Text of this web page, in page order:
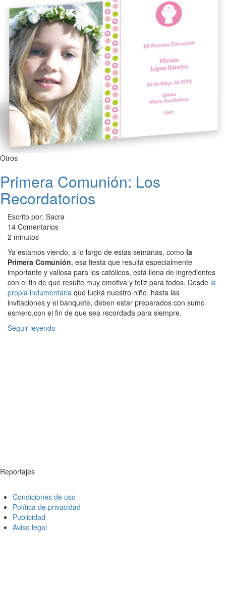
Otros
Primera Comunión: Los
Recordatorios
Escrito por: Sacra
14 Comentarios
2 minutos
Ya estamos viendo, a lo largo de estas semanas, como la
Primera Comunión, esa fiesta que resulta especialmente
importante y valiosa para los católicos, está llena de ingredientes
con el fin de que resulte muy emotiva y feliz para todos. Desde la
propia indumentaria que lucirá nuestro niño, hasta las
invitaciones y el banquete, deben estar preparados con sumo
esmero,con el fin de que sea recordada para siempre.
Seguir leyendo
Reportajes
Condiciones de uso
Política de privacidad
Publicidad
Aviso legal